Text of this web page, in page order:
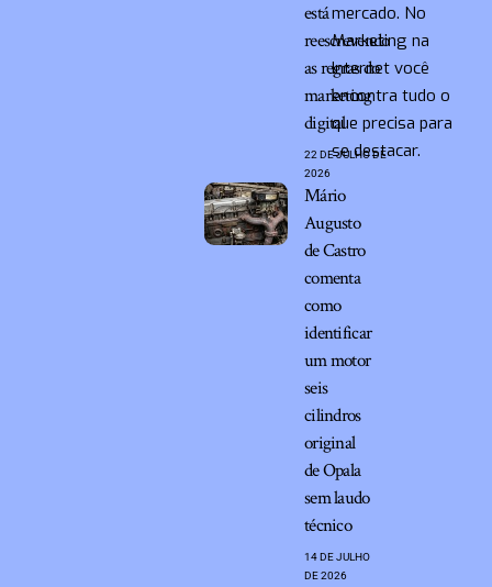
está
reescrevendo
as regras do
marketing
digital
22 DE JULHO DE
2026
Mário
Augusto
de Castro
comenta
como
identificar
um motor
seis
cilindros
original
de Opala
sem laudo
técnico
14 DE JULHO
DE 2026
mercado. No
Marketing na
Internet você
encontra tudo o
que precisa para
se destacar.